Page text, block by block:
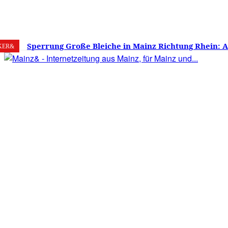
8. August 2026 19.3 Mainz
Sperrung Große Bleiche in Mainz Richtung Rhein:
verwirrt, Mainzer stinksauer – Haben die Mainzer